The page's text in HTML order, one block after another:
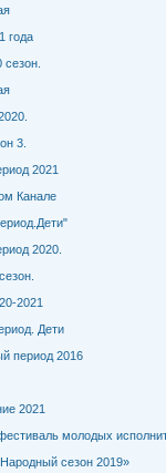
года
сезон.
3.
2021
Канале
2020.
2021
Дети
период 2016
2021
молодых
сезон 2019»